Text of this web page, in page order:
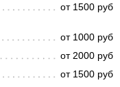
от 1500 руб
от 1000 руб
от 2000 руб
от 1500 руб